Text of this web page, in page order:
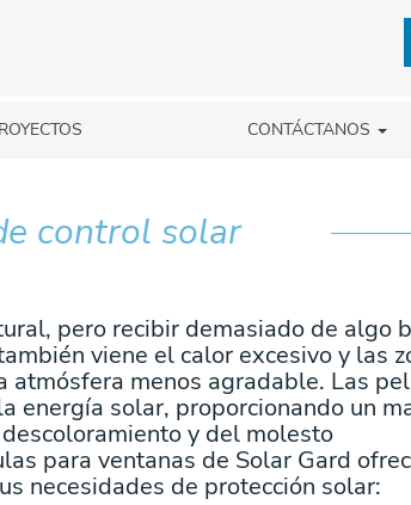
CONTÁCTANOS
control solar
pero recibir demasiado de algo
viene el calor excesivo y las
atmósfera menos agradable. Las
energía solar, proporcionando un
y del molesto
para ventanas de Solar Gard
necesidades de protección solar: